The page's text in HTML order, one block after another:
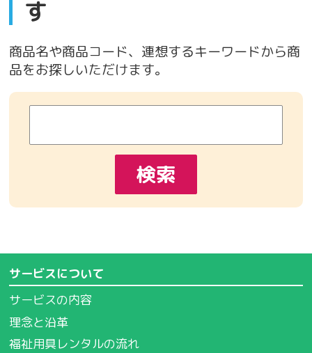
す
商品名や商品コード、連想するキーワードから商
品をお探しいただけます。
サービスについて
サービスの内容
理念と沿革
福祉用具レンタルの流れ